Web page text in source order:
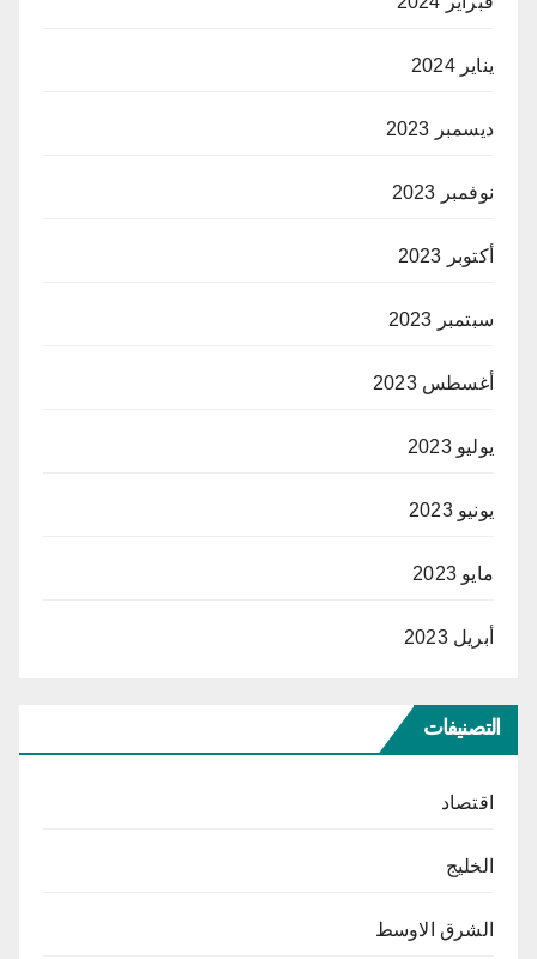
يناير 2024
ديسمبر 2023
نوفمبر 2023
أكتوبر 2023
سبتمبر 2023
أغسطس 2023
يوليو 2023
يونيو 2023
مايو 2023
أبريل 2023
التصنيفات
اقتصاد
الخليج
الشرق الاوسط